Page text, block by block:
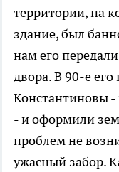
территории, на
здание, был
нам его
двора. В 90-е
Константиновы -
- и оформили
проблем не
ужасный забор.